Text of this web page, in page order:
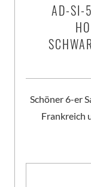
AD-SI-
Schöner 6-er
Frankreich